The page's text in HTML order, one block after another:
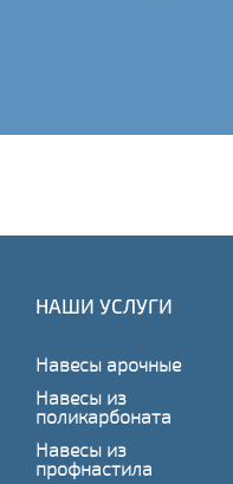
НАШИ УСЛУГИ
Навесы арочные
Навесы из
поликарбоната
Навесы из
профнастила